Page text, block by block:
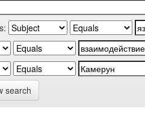
search